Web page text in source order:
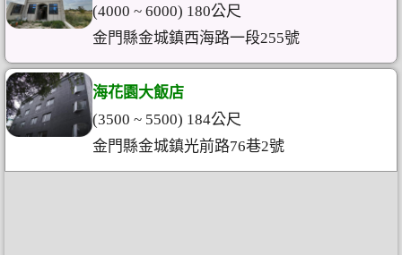
(4000 ~ 6000) 180公尺
金門縣金城鎮西海路一段255號
海花園大飯店
(3500 ~ 5500) 184公尺
金門縣金城鎮光前路76巷2號